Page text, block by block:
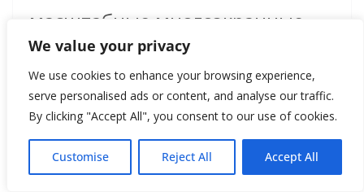
We value your privacy
We use cookies to enhance your browsing experience,
serve personalised ads or content, and analyse our traffic.
By clicking "Accept All", you consent to our use of cookies.
Customise Reject All Accept All
масштабные многоэкранные
инсталляции, которые
исследуют передвижение
народов по разным
континентам, временам и